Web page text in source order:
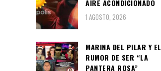
AIRE ACONDICIONADO
1 AGOSTO, 2026
MARINA DEL PILAR Y EL
RUMOR DE SER “LA
PANTERA ROSA”